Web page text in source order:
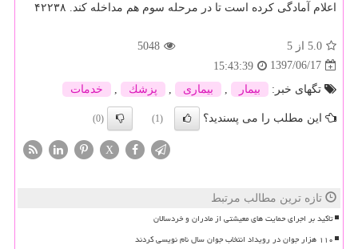
اعلام آمادگی كرده است تا در مرحله سوم هم مداخله كند. ۴۲۲۳۸
5.0 از 5
5048
1397/06/17
15:43:39
تگهای خبر:
بیمار بیماری پزشك خدمات
این مطلب را می پسندید؟ (1)
(0)
X
تازه ترین مطالب مرتبط
تاکید بر اجرای حمایت های معیشتی از مادران و خردسالان
۱۱۰ هزار جوان در رویداد انتخاب جوان سال نام نویسی کردند